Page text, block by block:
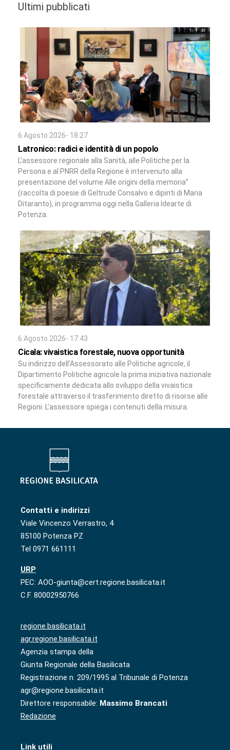
Ultimi pubblicati
6 Agosto 2026- 18:27
Latronico: radici e identità di un popolo
L’assessore regionale alla Sanità, alle Politiche per la
Persona e al PNRR della Regione è intervenuto alla
presentazione del volume Alle origini della memoria”
(raccolta di poesie di Geltrude Consalvo e dipinti di Maria
Ditaranto), in programma oggi nella Galleria Idearte di
Potenza.
6 Agosto 2026- 17:43
Cicala: vivaistica forestale, nuova opportunità
Su indirizzo dell’Assessorato alle Politiche agricole, il
Dipartimento Politiche agricole la prima iniziativa nazionale
specificamente dedicata allo sviluppo della vivaistica
forestale attraverso il trasferimento diretto di risorse alle
Regioni. L’assessore spiega i contenuti della misura.
Contatti e indirizzi
Viale Vincenzo Verrastro, 4
85100 Potenza PZ
Tel 0971 661111
URP
PEC: AOO-giunta@cert.regione.basilicata.it
C.F. 80002950766
regione.basilicata.it
agr.regione.basilicata.it
Agenzia stampa della
Giunta Regionale della Basilicata
Registrazione n. 209/1995 al Tribunale di Potenza
agr@regione.basilicata.it
Direttore responsabile: Massimo Brancati
Redazione
Link utili